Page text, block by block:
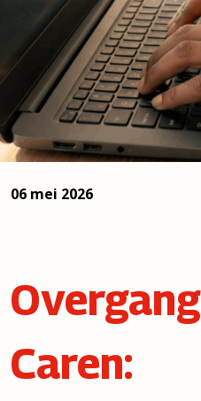
06 mei 2026
Caren: